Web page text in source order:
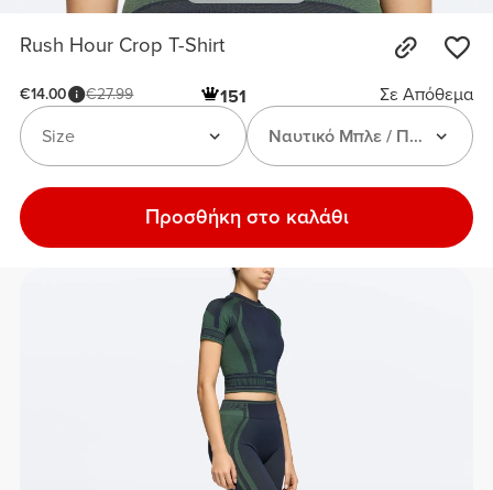
Rush Hour Crop T-Shirt
€14.00 €27.99 151
Σε Απόθεμα
Nαυτικό Μπλε / Πράσινο
Size
Προσθήκη στο καλάθι